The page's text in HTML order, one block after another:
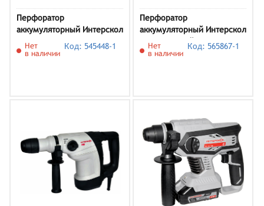
Перфоратор
аккумуляторный Интерскол
ПА-18/18Л2, арт. 329.4.1.74
(кейс, с 1 АКБ и ЗУ)
Нет
в наличии
Код: 545448-1
Перфоратор
аккумуляторный Интерскол
ПА-24/18В кейс, без
аккумулятора
Нет
в наличии
Код: 565867-1